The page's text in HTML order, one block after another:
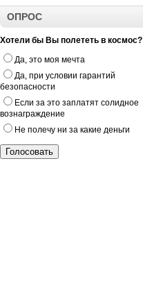
ОПРОС
Хотели бы Вы полететь в космос?
Да, это моя мечта
Да, при условии гарантий
безопасности
Если за это заплатят солидное
вознаграждение
Не полечу ни за какие деньги